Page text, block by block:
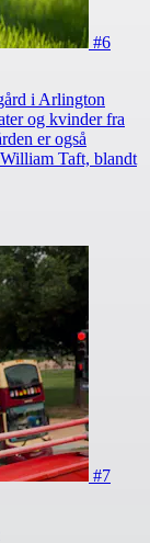
#6
i Arlington
og kvinder fra
er også
Taft, blandt
#7